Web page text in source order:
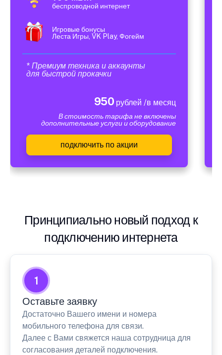
беспроводной интернет
Игровые бонусы
Леста Игры, VK Play, Фогейм
* Премиум техника и аккаунты
для быстрой прокачки
950 рублей /в месяц
В стоимость тарифа не включены
дополнительные услуги и оборудование
подключить по акции
Принципиально новый подход к
подключению интернета
1
Оставьте заявку
Достаточно Вашего имени и номера
мобильного телефона для связи.
Далее с Вами свяжется наша сотрудница для
согласования деталей подключения.